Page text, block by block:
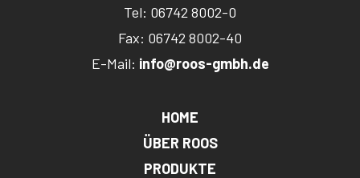
Tel: 06742 8002-0
Fax: 06742 8002-40
E-Mail: info@roos-gmbh.de
Hauptnavigation
HOME
ÜBER ROOS
PRODUKTE